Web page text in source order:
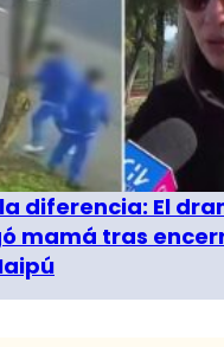
diferencia: El
mamá tras